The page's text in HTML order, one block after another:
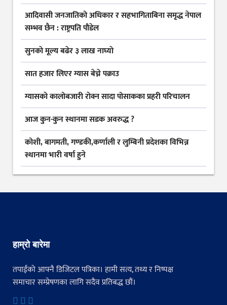
आदिवासी जनजातिको अधिकार र सहभागिताबिना समृद्ध नेपाल
सम्भव छैन : राष्ट्रपति पौडेल
सुनकाे मूल्य बढेर ३ लाख नाघ्याे
सात हजार लिएर ग्यास बेच्ने पक्राउ
ग्यासकाे कालोबजारी राेक्न सादा पोसाकका प्रहरी परिचालन
आज कुन-कुन स्थानमा सडक अवरुद्ध ?
कोशी, बागमती, गण्डकी,कर्णाली र लुम्बिनी प्रदेशका विभिन्न
स्थानमा भारी वर्षा हुने
हाम्रो बारेमा
तपाईंको आफ्नै डिजिटल पत्रिका। हामी सत्य, तथ्य र निष्पक्ष
समाचार सम्प्रेषणका लागि सदैव प्रतिबद्ध छौं।